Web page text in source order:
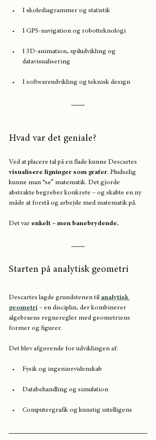
I skolediagrammer og statistik
I GPS-navigation og robotteknologi
I 3D-animation, spiludvikling og
datavisualisering
I softwareudvikling og teknisk design
Hvad var det geniale?
Ved at placere tal på en flade kunne Descartes
visualisere ligninger som grafer. Pludselig
kunne man “se” matematik. Det gjorde
abstrakte begreber konkrete – og skabte en ny
måde at forstå og arbejde med matematik på.
Det var enkelt – men banebrydende.
Starten på analytisk geometri
Descartes lagde grundstenen til analytisk
geometri – en disciplin, der kombinerer
algebraens regneregler med geometriens
former og figurer.
Det blev afgørende for udviklingen af:
Fysik og ingeniørvidenskab
Databehandling og simulation
Computergrafik og kunstig intelligens